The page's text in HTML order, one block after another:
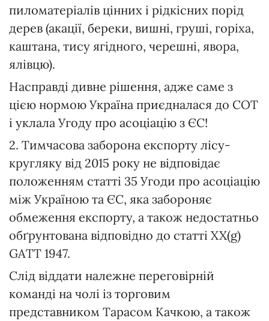
пиломатеріалів цінних і рідкісних порід
дерев (акації, береки, вишні, груші, горіха,
каштана, тису ягідного, черешні, явора,
ялівцю).
Насправді дивне рішення, адже саме з
цією нормою Україна приєдналася до СОТ
і уклала Угоду про асоціацію з ЄС!
2. Тимчасова заборона експорту лісу-
кругляку від 2015 року не відповідає
положенням статті 35 Угоди про асоціацію
між Україною та ЄС, яка забороняє
обмеження експорту, а також недостатньо
обґрунтована відповідно до статті XX(g)
GATT 1947.
Слід віддати належне переговірній
команді на чолі із торговим
представником Тарасом Качкою, а також